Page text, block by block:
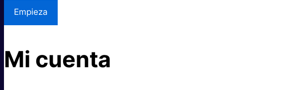
Empieza
Mi cuenta